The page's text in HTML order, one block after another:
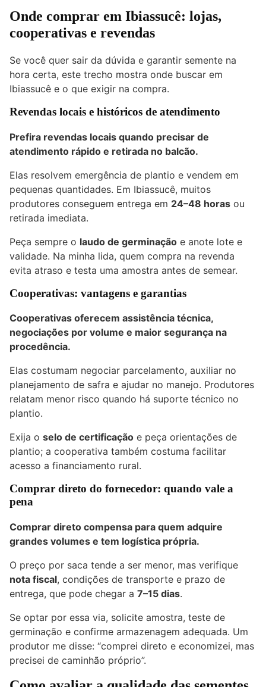
Onde comprar em Ibiassucê: lojas,
cooperativas e revendas
Se você quer sair da dúvida e garantir semente na
hora certa, este trecho mostra onde buscar em
Ibiassucê e o que exigir na compra.
Revendas locais e históricos de atendimento
Prefira revendas locais quando precisar de
atendimento rápido e retirada no balcão.
Elas resolvem emergência de plantio e vendem em
pequenas quantidades. Em Ibiassucê, muitos
produtores conseguem entrega em 24–48 horas ou
retirada imediata.
Peça sempre o laudo de germinação e anote lote e
validade. Na minha lida, quem compra na revenda
evita atraso e testa uma amostra antes de semear.
Cooperativas: vantagens e garantias
Cooperativas oferecem assistência técnica,
negociações por volume e maior segurança na
procedência.
Elas costumam negociar parcelamento, auxiliar no
planejamento de safra e ajudar no manejo. Produtores
relatam menor risco quando há suporte técnico no
plantio.
Exija o selo de certificação e peça orientações de
plantio; a cooperativa também costuma facilitar
acesso a financiamento rural.
Comprar direto do fornecedor: quando vale a
pena
Comprar direto compensa para quem adquire
grandes volumes e tem logística própria.
O preço por saca tende a ser menor, mas verifique
nota fiscal, condições de transporte e prazo de
entrega, que pode chegar a 7–15 dias.
Se optar por essa via, solicite amostra, teste de
germinação e confirme armazenagem adequada. Um
produtor me disse: “comprei direto e economizei, mas
precisei de caminhão próprio”.